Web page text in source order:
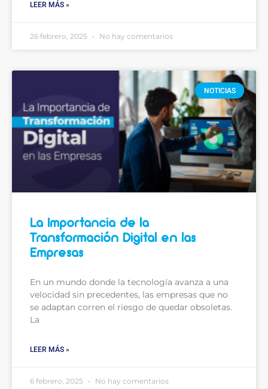
LEER MÁS »
26 febrero, 2025 No hay comentarios
NOTICIAS
La Importancia de la
Transformación Digital en las
Empresas
En un mundo donde la tecnología avanza a una
velocidad sin precedentes, las empresas que no
se adaptan corren el riesgo de quedar obsoletas.
La
LEER MÁS »
6 febrero, 2025 No hay comentarios